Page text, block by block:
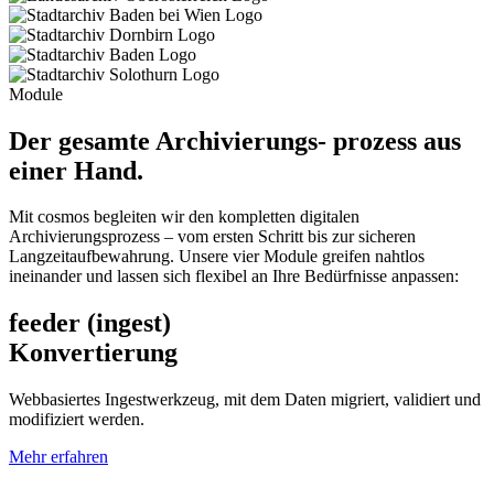
Module
Der gesamte Archivierungs- prozess aus
einer Hand.
Mit cosmos begleiten wir den kompletten digitalen
Archivierungsprozess – vom ersten Schritt bis zur sicheren
Langzeitaufbewahrung. Unsere vier Module greifen nahtlos
ineinander und lassen sich flexibel an Ihre Bedürfnisse anpassen:
feeder (ingest)
Konvertierung
Webbasiertes Ingestwerkzeug, mit dem Daten migriert, validiert und
modifiziert werden.
Mehr erfahren